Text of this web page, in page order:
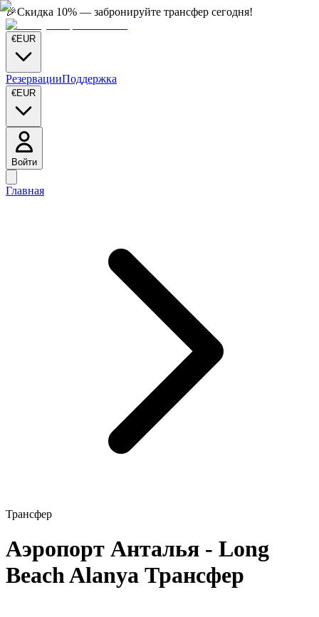
🎉Скидка 10% — забронируйте трансфер сегодня!
€EUR
РезервацииПоддержка
€EUR
Войти
Главная
Трансфер
Аэропорт Анталья - Long
Beach Alanya Трансфер